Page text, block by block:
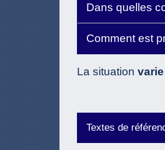
Dans quelles
Comment est
La situation varie
Textes de